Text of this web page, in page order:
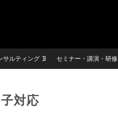
サルティング セミナー・講演・研修
対応